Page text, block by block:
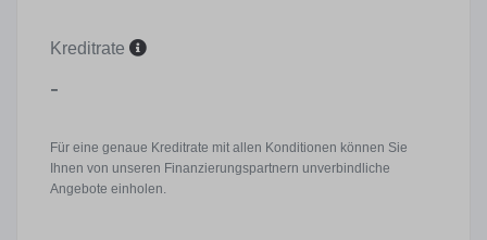
Kreditrate
-
Für eine genaue Kreditrate mit allen Konditionen können Sie
Ihnen von unseren Finanzierungspartnern unverbindliche
Angebote einholen.